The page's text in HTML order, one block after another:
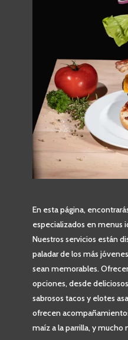
En esta página,
especializados en menus
Nuestros servicios están
paladar de los más
sean memorables.
opciones, desde
sabrosos tacos y elotes
ofrecen
maíz a la parrilla, y mucho